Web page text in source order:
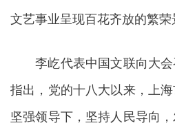
文艺事业呈现百花齐放的繁荣
李屹代表中国文联向大会
指出，党的十八大以来，上
坚强领导下，坚持人民导向